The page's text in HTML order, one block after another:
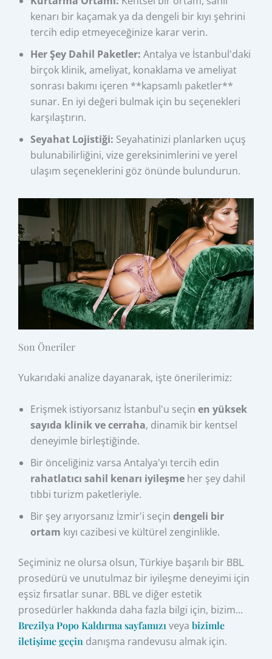
kenarı bir kaçamak ya da dengeli bir kıyı şehrini
tercih edip etmeyeceğinize karar verin.
Her Şey Dahil Paketler: Antalya ve İstanbul'daki
birçok klinik, ameliyat, konaklama ve ameliyat
sonrası bakımı içeren **kapsamlı paketler**
sunar. En iyi değeri bulmak için bu seçenekleri
karşılaştırın.
Seyahat Lojistiği: Seyahatinizi planlarken uçuş
bulunabilirliğini, vize gereksinimlerini ve yerel
ulaşım seçeneklerini göz önünde bulundurun.
Son Öneriler
Yukarıdaki analize dayanarak, işte önerilerimiz:
Erişmek istiyorsanız İstanbul'u seçinen yüksek
sayıda klinik ve cerraha, dinamik bir kentsel
deneyimle birleştiğinde.
Bir önceliğiniz varsa Antalya'yı tercih edin
rahatlatıcı sahil kenarı iyileşme her şey dahil
tıbbi turizm paketleriyle.
Bir şey arıyorsanız İzmir'i seçindengeli bir
ortam kıyı cazibesi ve kültürel zenginlikle.
Seçiminiz ne olursa olsun, Türkiye başarılı bir BBL
prosedürü ve unutulmaz bir iyileşme deneyimi için
eşsiz fırsatlar sunar. BBL ve diğer estetik
prosedürler hakkında daha fazla bilgi için, bizim...
Brezilya Popo Kaldırma sayfamızı veyabizimle
iletişime geçin danışma randevusu almak için.